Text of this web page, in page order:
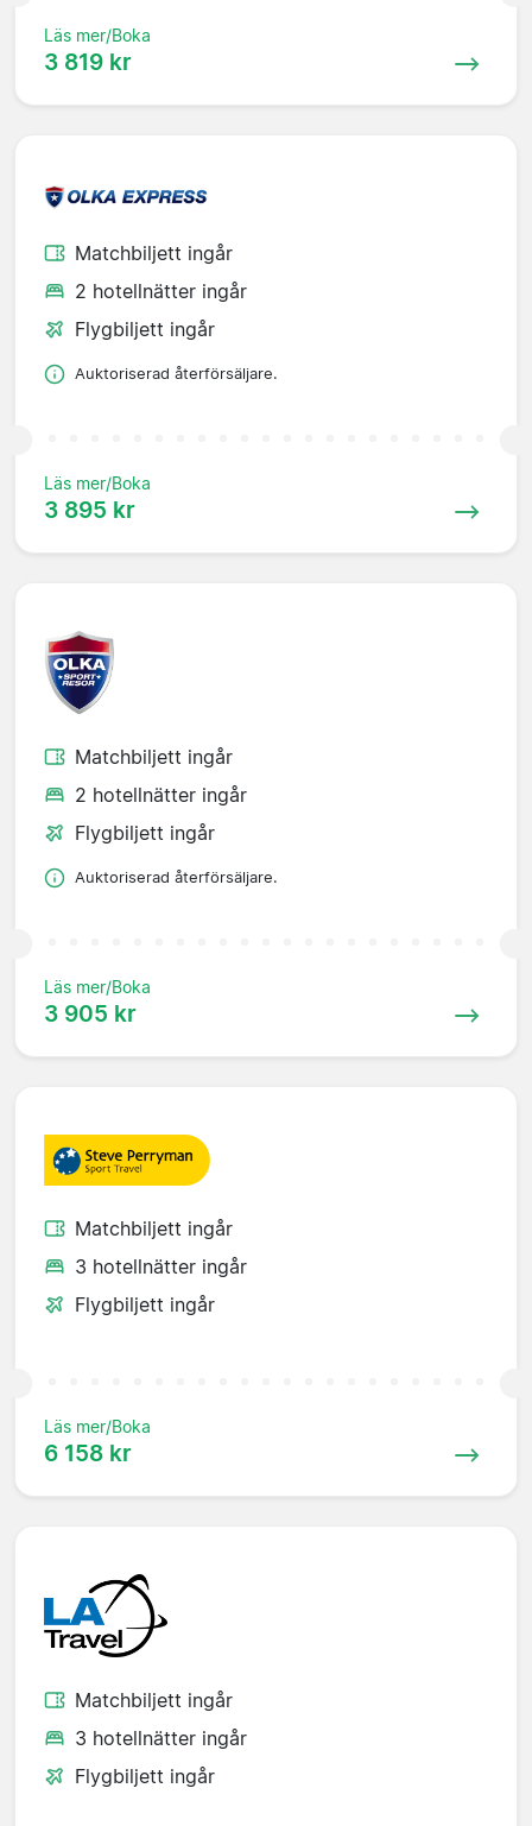
Läs mer/Boka
3 819 kr
Matchbiljett ingår
2 hotellnätter ingår
Flygbiljett ingår
Auktoriserad återförsäljare.
Läs mer/Boka
3 895 kr
Matchbiljett ingår
2 hotellnätter ingår
Flygbiljett ingår
Auktoriserad återförsäljare.
Läs mer/Boka
3 905 kr
Matchbiljett ingår
3 hotellnätter ingår
Flygbiljett ingår
Läs mer/Boka
6 158 kr
Matchbiljett ingår
3 hotellnätter ingår
Flygbiljett ingår